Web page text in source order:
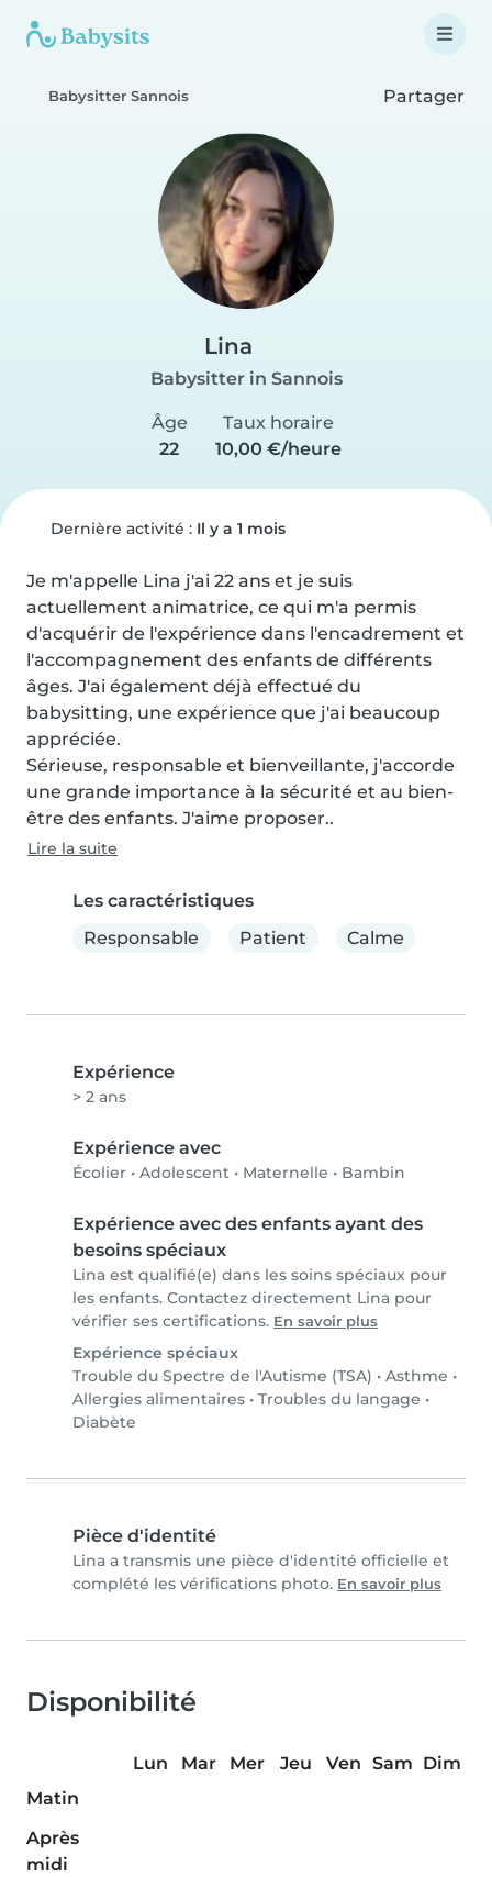
Babysitter Sannois Partager
Lina
Babysitter in Sannois
Âge
22
Taux horaire
10,00 €/heure
Dernière activité : Il y a 1 mois
Je m'appelle Lina j'ai 22 ans et je suis
actuellement animatrice, ce qui m'a permis
d'acquérir de l'expérience dans l'encadrement et
l'accompagnement des enfants de différents
âges. J'ai également déjà effectué du
babysitting, une expérience que j'ai beaucoup
appréciée.
Sérieuse, responsable et bienveillante, j'accorde
une grande importance à la sécurité et au bien-
être des enfants. J'aime proposer..
Lire la suite
Les caractéristiques
Responsable
Patient Calme
Expérience
> 2 ans
Expérience avec
Écolier • Adolescent • Maternelle • Bambin
Expérience avec des enfants ayant des
besoins spéciaux
Lina est qualifié(e) dans les soins spéciaux pour
les enfants. Contactez directement Lina pour
vérifier ses certifications. En savoir plus
Expérience spéciaux
Trouble du Spectre de l'Autisme (TSA) • Asthme •
Allergies alimentaires • Troubles du langage •
Diabète
Pièce d'identité
Lina a transmis une pièce d'identité officielle et
complété les vérifications photo. En savoir plus
Disponibilité
Lun Mar Mer Jeu Ven Sam Dim
Matin
Après
midi